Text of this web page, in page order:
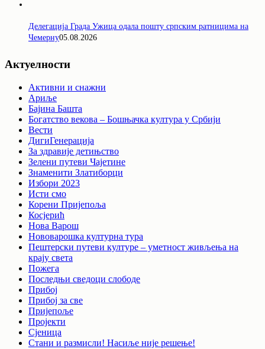
Делегација Града Ужица одала пошту српским ратницима на
Чемерну05.08.2026
Актуелности
Активни и снажни
Ариље
Бајина Башта
Богатство векова – Бошњачка култура у Србији
Вести
ДигиГенерација
За здравије детињство
Зелени путеви Чајетине
Знаменити Златиборци
Избори 2023
Исти смо
Корени Пријепоља
Косјерић
Нова Варош
Нововарошка културна тура
Пештерски путеви културе – уметност живљења на
крају света
Пожега
Последњи сведоци слободе
Прибој
Прибој за све
Пријепоље
Пројекти
Сјеница
Стани и размисли! Насиље није решење!